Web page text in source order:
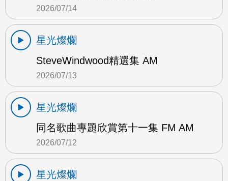
2026/07/14
星光燦爛
SteveWindwood精選集 AM
2026/07/13
星光燦爛
同名歌曲專題欣賞第十一集 FM AM
2026/07/12
星光燦爛